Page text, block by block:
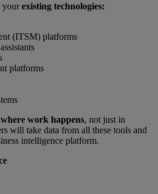
yourexisting technologies:
(ITSM) platforms
platforms
work happens, not just in
will take data from all these tools and
intelligence platform.